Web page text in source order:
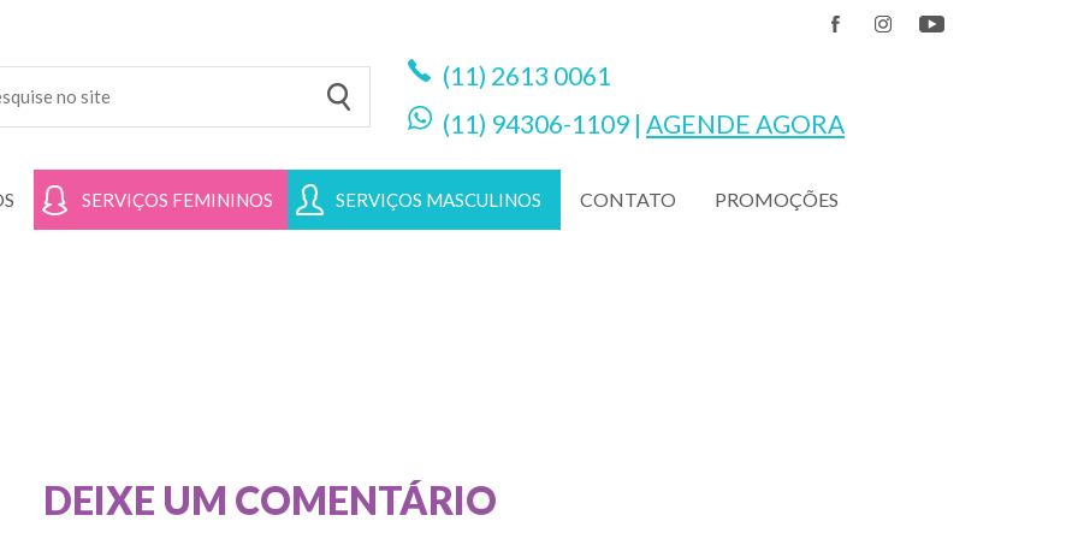
(11) 2613 0061
(11) 94306-1109 | AGENDE AGORA
SERVIÇOS FEMININOS SERVIÇOS MASCULINOS CONTATO PROMOÇÕES
DEIXE UM COMENTÁRIO